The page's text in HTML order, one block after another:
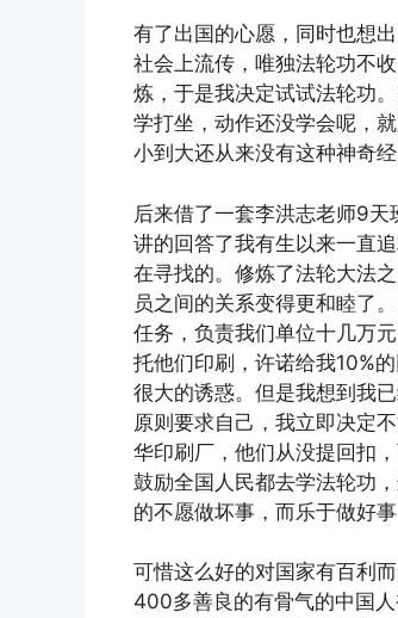
有了出国的心愿，同时也想
社会上流传，唯独法轮功不
炼，于是我决定试试法轮功
学打坐，动作还没学会呢，
小到大还从来没有这种神奇
后来借了一套李洪志老师9
讲的回答了我有生以来一直
在寻找的。修炼了法轮大法
员之间的关系变得更和睦了
任务，负责我们单位十几万
托他们印刷，许诺给我10%
很大的诱惑。但是我想到我
原则要求自己，我立即决定
华印刷厂，他们从没提回扣
鼓励全国人民都去学法轮功
的不愿做坏事，而乐于做好
可惜这么好的对国家有百利
400多善良的有骨气的中国